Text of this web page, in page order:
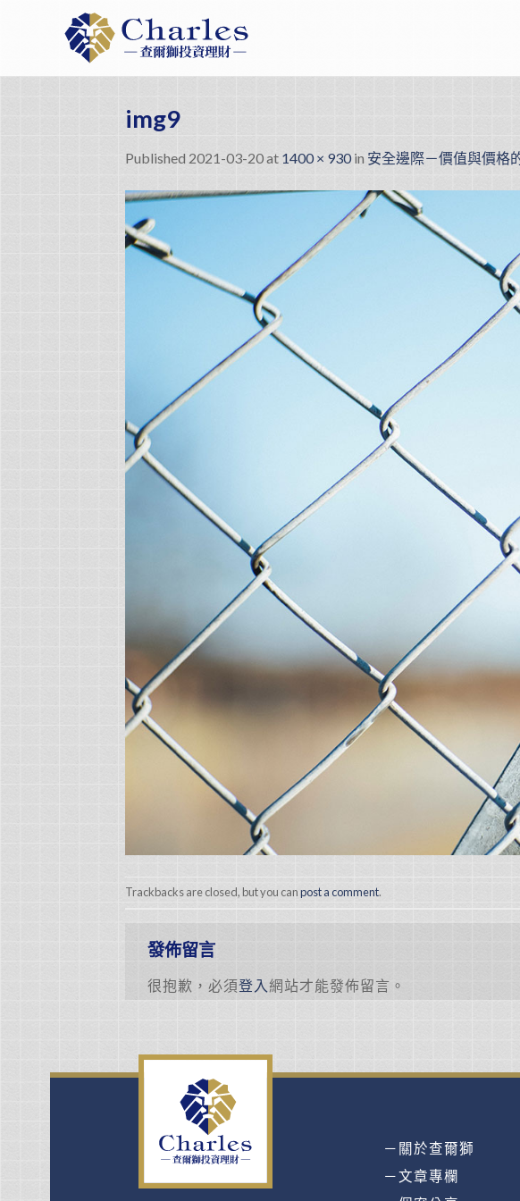
img9
Published 2021-03-20at 1400 × 930in 安全邊際－價值與價格
Trackbacks are closed, but you canpost a comment.
發佈留言
很抱歉，必須登入 網站才能發佈留言。
－關於查爾獅
－文章專欄